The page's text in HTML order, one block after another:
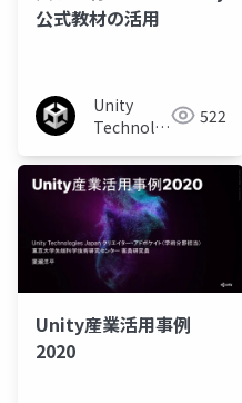
公式教材の活用
Unity
Technologies 522
Unity産業活用事例
2020